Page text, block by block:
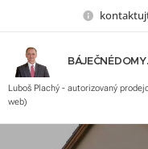
Luboš Plachý,
Luboš Plachý - autorizovaný
web)